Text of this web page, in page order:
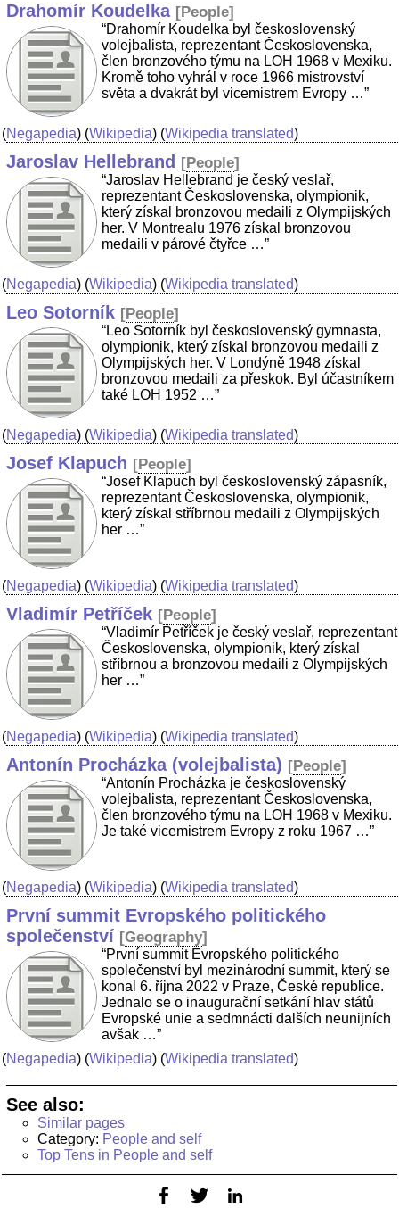
Drahomír Koudelka [People]
“Drahomír Koudelka byl československý
volejbalista, reprezentant Československa,
člen bronzového týmu na LOH 1968 v Mexiku.
Kromě toho vyhrál v roce 1966 mistrovství
světa a dvakrát byl vicemistrem Evropy …”
(Negapedia) (Wikipedia) (Wikipedia translated)
Jaroslav Hellebrand [People]
“Jaroslav Hellebrand je český veslař,
reprezentant Československa, olympionik,
který získal bronzovou medaili z Olympijských
her. V Montrealu 1976 získal bronzovou
medaili v párové čtyřce …”
(Negapedia) (Wikipedia) (Wikipedia translated)
Leo Sotorník [People]
“Leo Sotorník byl československý gymnasta,
olympionik, který získal bronzovou medaili z
Olympijských her. V Londýně 1948 získal
bronzovou medaili za přeskok. Byl účastníkem
také LOH 1952 …”
(Negapedia) (Wikipedia) (Wikipedia translated)
Josef Klapuch [People]
“Josef Klapuch byl československý zápasník,
reprezentant Československa, olympionik,
který získal stříbrnou medaili z Olympijských
her …”
(Negapedia) (Wikipedia) (Wikipedia translated)
Vladimír Petříček [People]
“Vladimír Petříček je český veslař, reprezentant
Československa, olympionik, který získal
stříbrnou a bronzovou medaili z Olympijských
her …”
(Negapedia) (Wikipedia) (Wikipedia translated)
Antonín Procházka (volejbalista) [People]
“Antonín Procházka je československý
volejbalista, reprezentant Československa,
člen bronzového týmu na LOH 1968 v Mexiku.
Je také vicemistrem Evropy z roku 1967 …”
(Negapedia) (Wikipedia) (Wikipedia translated)
První summit Evropského politického
společenství [Geography]
“První summit Evropského politického
společenství byl mezinárodní summit, který se
konal 6. října 2022 v Praze, České republice.
Jednalo se o inaugurační setkání hlav států
Evropské unie a sedmnácti dalších neunijních
avšak …”
(Negapedia) (Wikipedia) (Wikipedia translated)
See also:
Similar pages
Category: People and self
Top Tens in People and self